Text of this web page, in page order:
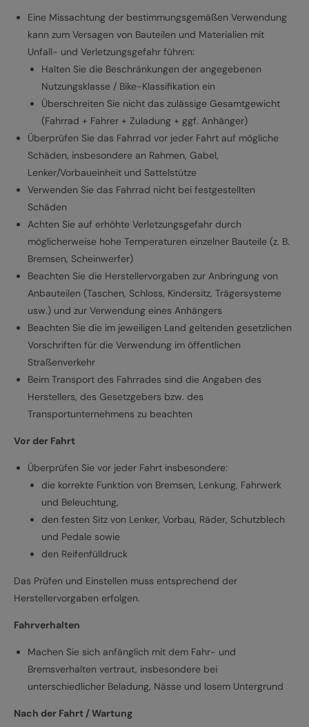
Eine Missachtung der bestimmungsgemäßen Verwendung
kann zum Versagen von Bauteilen und Materialien mit
Unfall- und Verletzungsgefahr führen:
Halten Sie die Beschränkungen der angegebenen
Nutzungsklasse / Bike-Klassifikation ein
Überschreiten Sie nicht das zulässige Gesamtgewicht
(Fahrrad + Fahrer + Zuladung + ggf. Anhänger)
Überprüfen Sie das Fahrrad vor jeder Fahrt auf mögliche
Schäden, insbesondere an Rahmen, Gabel,
Lenker/Vorbaueinheit und Sattelstütze
Verwenden Sie das Fahrrad nicht bei festgestellten
Schäden
Achten Sie auf erhöhte Verletzungsgefahr durch
möglicherweise hohe Temperaturen einzelner Bauteile (z. B.
Bremsen, Scheinwerfer)
Beachten Sie die Herstellervorgaben zur Anbringung von
Anbauteilen (Taschen, Schloss, Kindersitz, Trägersysteme
usw.) und zur Verwendung eines Anhängers
Beachten Sie die im jeweiligen Land geltenden gesetzlichen
Vorschriften für die Verwendung im öffentlichen
Straßenverkehr
Beim Transport des Fahrrades sind die Angaben des
Herstellers, des Gesetzgebers bzw. des
Transportunternehmens zu beachten
Vor der Fahrt
Überprüfen Sie vor jeder Fahrt insbesondere:
die korrekte Funktion von Bremsen, Lenkung, Fahrwerk
und Beleuchtung,
den festen Sitz von Lenker, Vorbau, Räder, Schutzblech
und Pedale sowie
den Reifenfülldruck
Das Prüfen und Einstellen muss entsprechend der
Herstellervorgaben erfolgen.
Fahrverhalten
Machen Sie sich anfänglich mit dem Fahr- und
Bremsverhalten vertraut, insbesondere bei
unterschiedlicher Beladung, Nässe und losem Untergrund
Nach der Fahrt / Wartung